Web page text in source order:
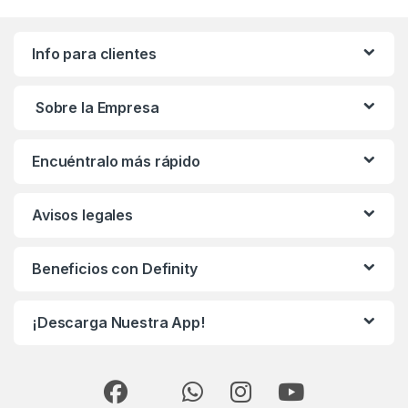
Info para clientes
Sobre la Empresa
Encuéntralo más rápido
Avisos legales
Beneficios con Definity
¡Descarga Nuestra App!